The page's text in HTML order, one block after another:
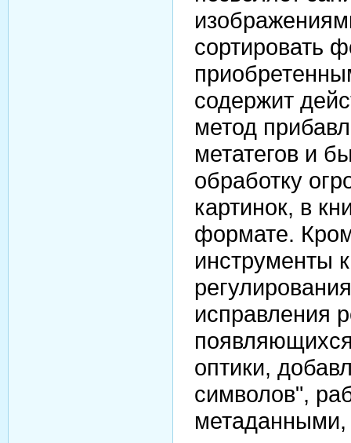
сортировать
содержит
метод
метатегов и
обработку
картинок, в
формате.
инструменты
исправления
оптики,
символов",
метаданными,